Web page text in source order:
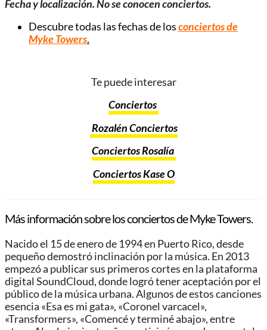
Fecha y localización. No se conocen conciertos.
Descubre todas las fechas de losconciertos de
Myke Towers.
Te puede interesar
Conciertos
Rozalén Conciertos
Conciertos Rosalía
Conciertos Kase O
Más información sobre los conciertos de Myke Towers.
Nacido el 15 de enero de 1994 en Puerto Rico, desde
pequeño demostró inclinación por la música. En 2013
empezó a publicar sus primeros cortes en la plataforma
digital SoundCloud, donde logró tener aceptación por el
público de la música urbana. Algunos de estos canciones
esencia «Esa es mi gata», «Coronel varcacel»,
«Transformers», «Comencé y terminé abajo», entre